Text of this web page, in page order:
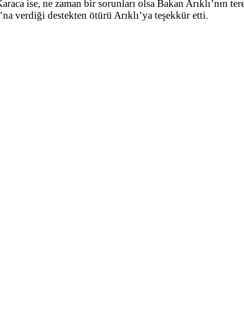
ise, ne zaman bir sorunları olsa Bakan Arıklı’nın
verdiği destekten ötürü Arıklı’ya teşekkür etti.